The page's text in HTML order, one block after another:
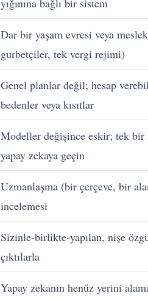
yığınına bağlı bir sistem
Dar bir yaşam evresi veya
gurbetçiler, tek vergi rejimi)
Genel planlar değil; hesap
bedenler veya kısıtlar
Modeller değişince eskir; tek bir
yapay zekaya geçin
Uzmanlaşma (bir çerçeve, bir
incelemesi
Sizinle-birlikte-yapılan, nişe
çıktılarla
Yapay zekanın henüz yerini